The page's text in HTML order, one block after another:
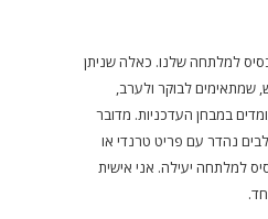
למלתחה שלנו. כאלה שניתן
שמתאימים לבוקר ולערב,
במבחן העדכניות. מדובר
נהדר עם פריט טרנדי או
למלתחה יעילה. אני אישית